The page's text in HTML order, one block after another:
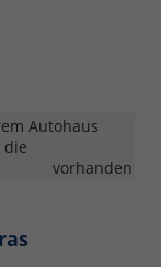
Autohaus
die
vorhanden